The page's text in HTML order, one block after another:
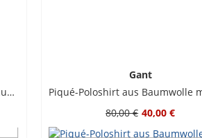
Unifarbenes Strick-Poloshirt aus Baumwolle
Gant
80,00 € 40,00 €